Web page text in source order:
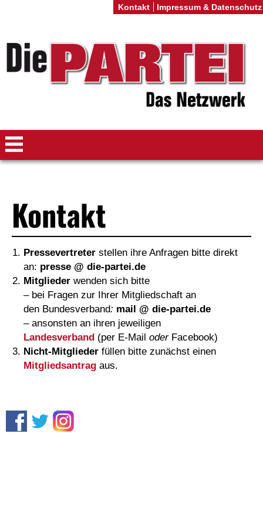
Kontakt
Pressevertreter stellen ihre Anfragen bitte direkt
an: presse @ die-partei.de
Mitglieder wenden sich bitte
– bei Fragen zur Ihrer Mitgliedschaft an
den Bundesverband: mail @ die-partei.de
– ansonsten an ihren jeweiligen
Landesverband (per E-Mail oderFacebook)
Nicht-Mitglieder füllen bitte zunächst einen
Mitgliedsantrag aus.
Kontakt Impressum & Datenschutz